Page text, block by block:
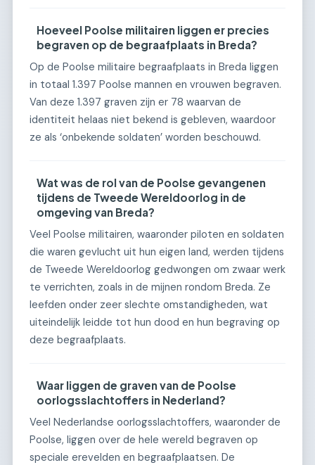
Hoeveel Poolse militairen liggen er precies
begraven op de begraafplaats in Breda?
Op de Poolse militaire begraafplaats in Breda liggen
in totaal 1.397 Poolse mannen en vrouwen begraven.
Van deze 1.397 graven zijn er 78 waarvan de
identiteit helaas niet bekend is gebleven, waardoor
ze als ‘onbekende soldaten’ worden beschouwd.
Wat was de rol van de Poolse gevangenen
tijdens de Tweede Wereldoorlog in de
omgeving van Breda?
Veel Poolse militairen, waaronder piloten en soldaten
die waren gevlucht uit hun eigen land, werden tijdens
de Tweede Wereldoorlog gedwongen om zwaar werk
te verrichten, zoals in de mijnen rondom Breda. Ze
leefden onder zeer slechte omstandigheden, wat
uiteindelijk leidde tot hun dood en hun begraving op
deze begraafplaats.
Waar liggen de graven van de Poolse
oorlogsslachtoffers in Nederland?
Veel Nederlandse oorlogsslachtoffers, waaronder de
Poolse, liggen over de hele wereld begraven op
speciale erevelden en begraafplaatsen. De